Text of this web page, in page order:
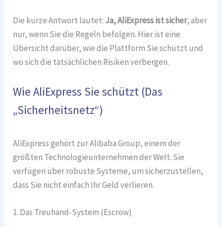
Die kurze Antwort lautet: Ja, AliExpress ist sicher, aber
nur, wenn Sie die Regeln befolgen. Hier ist eine
Übersicht darüber, wie die Plattform Sie schützt und
wo sich die tatsächlichen Risiken verbergen.
Wie AliExpress Sie schützt (Das
„Sicherheitsnetz“)
AliExpress gehört zur Alibaba Group, einem der
größten Technologieunternehmen der Welt. Sie
verfügen über robuste Systeme, um sicherzustellen,
dass Sie nicht einfach Ihr Geld verlieren.
1. Das Treuhand-System (Escrow)